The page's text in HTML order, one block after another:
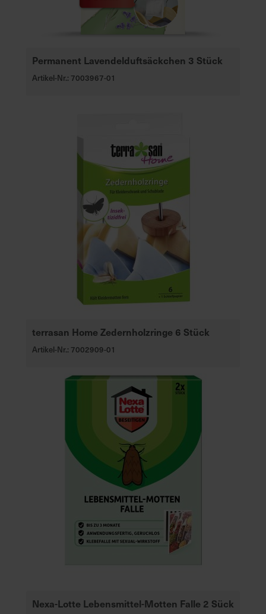
Permanent Lavendelduftsäckchen 3 Stück
Artikel-Nr.: 7003967-01
terrasan Home Zedernholzringe 6 Stück
Artikel-Nr.: 7002909-01
Nexa-Lotte Lebensmittel-Motten Falle 2 Sück